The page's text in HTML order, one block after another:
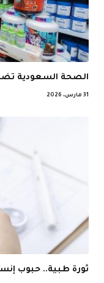
الصحة السعودية
31 مارس، 2026
ثورة طبية.. حبوب